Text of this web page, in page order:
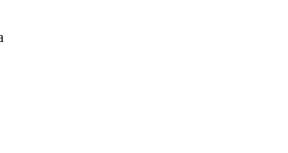
ale rádio vydáva neusrále přerušovaný ton.
za elektrická okna a levé zpětné zrcátko
výstražné kontrolky na přístrojové desce
příčinu.